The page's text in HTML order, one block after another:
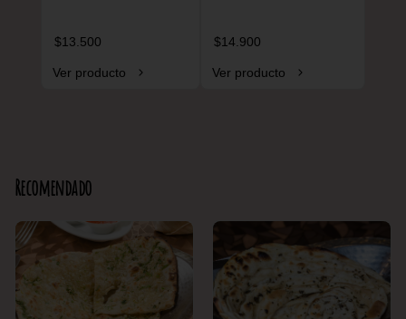
$13.500
Ver producto
$14.900
Ver producto
Recomendado